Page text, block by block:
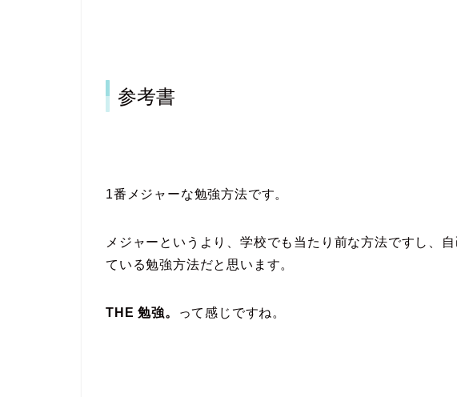
参考書
1番メジャーな勉強方法です。
メジャーというより、学校でも当たり前な方法ですし、
ている勉強方法だと思います。
THE 勉強。 って感じですね。